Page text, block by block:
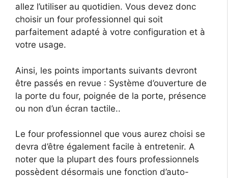
allez l’utiliser au quotidien. Vous devez donc
choisir un four professionnel qui soit
parfaitement adapté à votre configuration et à
votre usage.
Ainsi, les points importants suivants devront
être passés en revue : Système d’ouverture de
la porte du four, poignée de la porte, présence
ou non d’un écran tactile..
Le four professionnel que vous aurez choisi se
devra d’être également facile à entretenir. A
noter que la plupart des fours professionnels
possèdent désormais une fonction d’auto-